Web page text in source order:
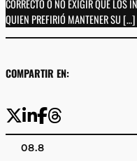
CORRECTO O NO EXIGIR QUE LOS
QUIEN PREFIRIÓ MANTENER SU […]
COMPARTIR EN:
08.8